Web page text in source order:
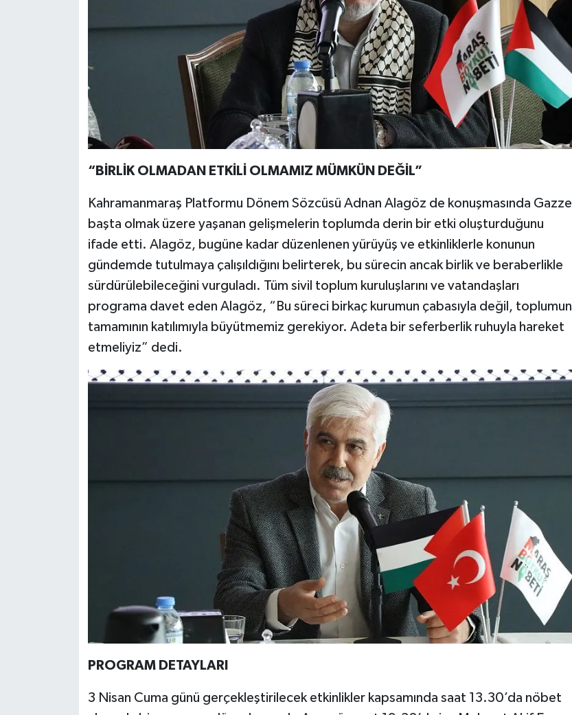
“BİRLİK OLMADAN ETKİLİ OLMAMIZ MÜMKÜN DEĞİL”
Kahramanmaraş Platformu Dönem Sözcüsü Adnan Alagöz de konuşmasında Gazze
başta olmak üzere yaşanan gelişmelerin toplumda derin bir etki oluşturduğunu
ifade etti. Alagöz, bugüne kadar düzenlenen yürüyüş ve etkinliklerle konunun
gündemde tutulmaya çalışıldığını belirterek, bu sürecin ancak birlik ve beraberlikle
sürdürülebileceğini vurguladı. Tüm sivil toplum kuruluşlarını ve vatandaşları
programa davet eden Alagöz, “Bu süreci birkaç kurumun çabasıyla değil, toplumun
tamamının katılımıyla büyütmemiz gerekiyor. Adeta bir seferberlik ruhuyla hareket
etmeliyiz” dedi.
PROGRAM DETAYLARI
3 Nisan Cuma günü gerçekleştirilecek etkinlikler kapsamında saat 13.30’da nöbet